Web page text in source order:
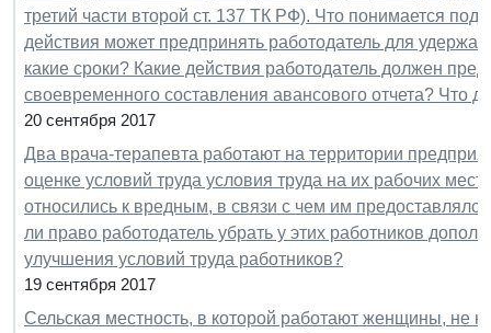
третий части второй ст. 137 ТК РФ). Что понимается
действия может предпринять работодатель для
какие сроки? Какие действия работодатель должен
своевременного составления авансового отчета? Что
20 сентября 2017
Два врача-терапевта работают на территории
оценке условий труда условия труда на их рабочих
относились к вредным, в связи с чем им
ли право работодатель убрать у этих работников
улучшения условий труда работников?
19 сентября 2017
Сельская местность, в которой работают женщины, не